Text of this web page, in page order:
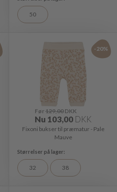
50
-20%
Før129,00 DKK
Nu 103,00 DKK
Fixoni bukser til præmatur - Pale
Mauve
32 38